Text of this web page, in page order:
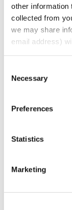
other information
collected from
we may share
email address)
Selection
Necessary
Preferences
Statistics
Marketing
Bar 4X
28 995 kr